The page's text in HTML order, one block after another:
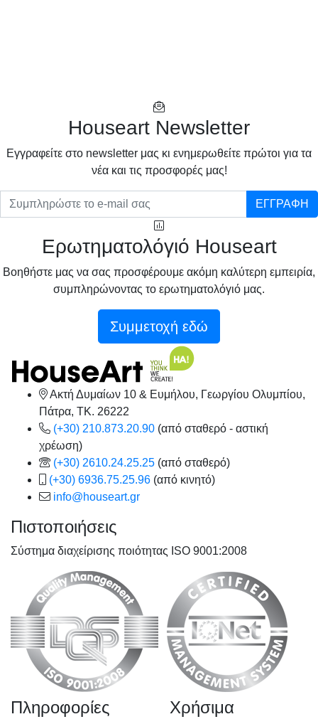
Houseart Newsletter
Eγγραφείτε στο newsletter μας κι ενημερωθείτε πρώτοι για τα
νέα και τις προσφορές μας!
ΕΓΓΡΑΦΗ
Ερωτηματολόγιό Houseart
Βοηθήστε μας να σας προσφέρουμε ακόμη καλύτερη εμπειρία,
συμπληρώνοντας το ερωτηματολόγιό μας.
Συμμετοχή εδώ
Ακτή Δυμαίων 10 & Ευμήλου, Γεωργίου Ολυμπίου,
Πάτρα, TK. 26222
(+30) 210.873.20.90 (από σταθερό - αστική
χρέωση)
(+30) 2610.24.25.25 (από σταθερό)
(+30) 6936.75.25.96 (από κινητό)
info@houseart.gr
Πιστοποιήσεις
Σύστημα διαχείρισης ποιότητας ISO 9001:2008
Πληροφορίες Χρήσιμα